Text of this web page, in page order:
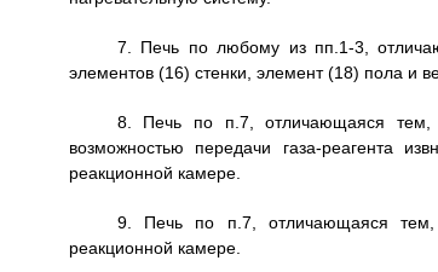
7. Печь по любому из пп.1-3,
элементов (16) стенки, элемент (18) пола и
8. Печь по п.7, отличающаяся тем,
возможностью передачи газа-реагента
реакционной камере.
9. Печь по п.7, отличающаяся тем,
реакционной камере.